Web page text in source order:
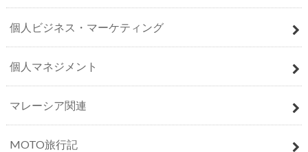
個人ビジネス・マーケティング
個人マネジメント
マレーシア関連
MOTO旅行記